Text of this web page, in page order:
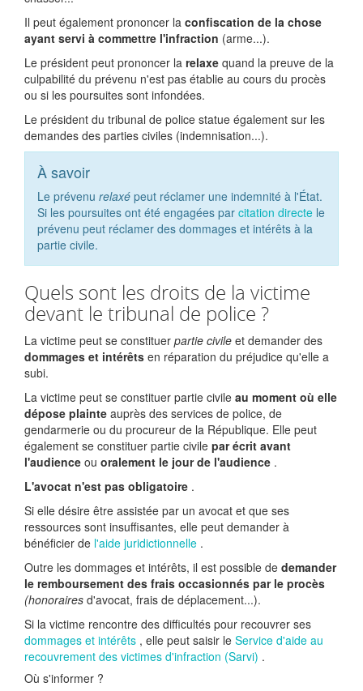
Il peut également prononcer la confiscation de la chose
ayant servi à commettre l'infraction (arme...).
Le président peut prononcer la relaxe quand la preuve de la
culpabilité du prévenu n'est pas établie au cours du procès
ou si les poursuites sont infondées.
Le président du tribunal de police statue également sur les
demandes des parties civiles (indemnisation...).
À savoir
Le prévenu relaxé peut réclamer une indemnité à l'État.
Si les poursuites ont été engagées par citation directe le
prévenu peut réclamer des dommages et intérêts à la
partie civile.
Quels sont les droits de la victime
devant le tribunal de police ?
La victime peut se constituer partie civile et demander des
dommages et intérêts en réparation du préjudice qu'elle a
subi.
La victime peut se constituer partie civile au moment où elle
dépose plainte auprès des services de police, de
gendarmerie ou du procureur de la République. Elle peut
également se constituer partie civile par écrit avant
l'audience ou oralement le jour de l'audience .
L'avocat n'est pas obligatoire .
Si elle désire être assistée par un avocat et que ses
ressources sont insuffisantes, elle peut demander à
bénéficier de l'aide juridictionnelle .
Outre les dommages et intérêts, il est possible de demander
le remboursement des frais occasionnés par le procès
(honoraires d'avocat, frais de déplacement...).
Si la victime rencontre des difficultés pour recouvrer ses
dommages et intérêts , elle peut saisir le Service d'aide au
recouvrement des victimes d'infraction (Sarvi) .
Où s'informer ?